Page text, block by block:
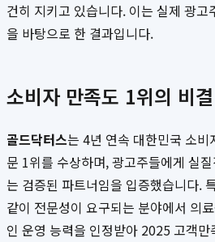
건히 지키고 있습니다. 이는 실제 광
을 바탕으로 한 결과입니다.
소비자 만족도 1위의 비결
골드닥터스는 4년 연속 대한민국 소
문 1위를 수상하며, 광고주들에게 실
는 검증된 파트너임을 입증했습니다.
같이 전문성이 요구되는 분야에서 의
인 운영 능력을 인정받아 2025 고객